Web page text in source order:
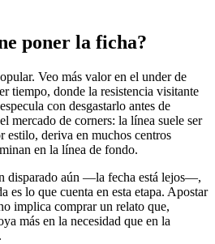
poner la ficha?
Veo más valor en el under de
tiempo, donde la resistencia visitante
con desgastarlo antes de
mercado de corners: la línea suele ser
estilo, deriva en muchos centros
en la línea de fondo.
disparado aún —la fecha está lejos—,
es lo que cuenta en esta etapa. Apostar
implica comprar un relato que,
más en la necesidad que en la